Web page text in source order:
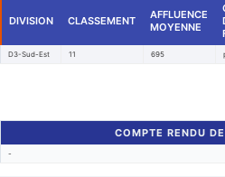
DIVISION CLASSEMENT
AFFLUENCE
MOYENNE
D3-Sud-Est 11 695
COMPTE RENDU
-